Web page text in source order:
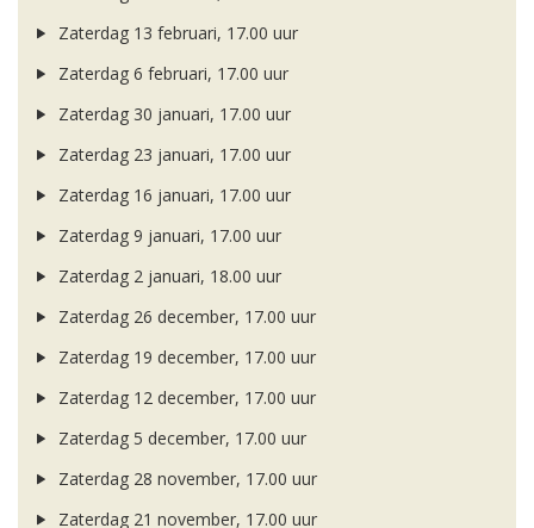
Zaterdag 13 februari, 17.00 uur
Zaterdag 6 februari, 17.00 uur
Zaterdag 30 januari, 17.00 uur
Zaterdag 23 januari, 17.00 uur
Zaterdag 16 januari, 17.00 uur
Zaterdag 9 januari, 17.00 uur
Zaterdag 2 januari, 18.00 uur
Zaterdag 26 december, 17.00 uur
Zaterdag 19 december, 17.00 uur
Zaterdag 12 december, 17.00 uur
Zaterdag 5 december, 17.00 uur
Zaterdag 28 november, 17.00 uur
Zaterdag 21 november, 17.00 uur